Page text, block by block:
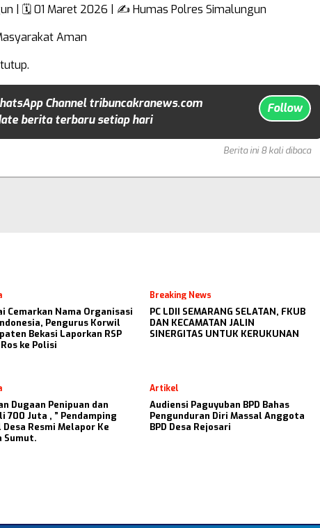
| 🗓️ 01 Maret 2026 | ✍️ Humas Polres Simalungun
Aman
Channel tribuncakranews.com
berita terbaru setiap hari
Follow
Berita ini 8 kali dibaca
Cemarkan Nama Organisasi
Pengurus Korwil
Bekasi Laporkan RSP
ke Polisi
Breaking News
PC LDII SEMARANG SELATAN, FKUB
DAN KECAMATAN JALIN
SINERGITAS UNTUK KERUKUNAN
Dugaan Penipuan dan
700 Juta , ” Pendamping
Desa Resmi Melapor Ke
Sumut.
Artikel
Audiensi Paguyuban BPD Bahas
Pengunduran Diri Massal Anggota
BPD Desa Rejosari